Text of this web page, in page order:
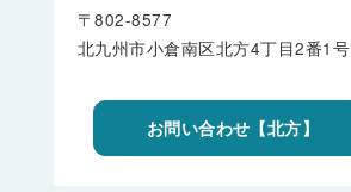
〒802-8577
北九州市小倉南区北方4丁目2番1号
お問い合わせ【北方】